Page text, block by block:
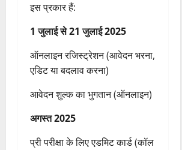
इस प्रकार हैं:
1 जुलाई से 21 जुलाई 2025
ऑनलाइन रजिस्ट्रेशन (आवेदन भरना,
एडिट या बदलाव करना)
आवेदन शुल्क का भुगतान (ऑनलाइन)
अगस्त 2025
प्री परीक्षा के लिए एडमिट कार्ड (कॉल